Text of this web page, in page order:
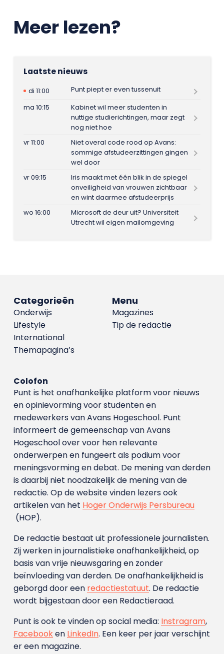
Meer lezen?
Laatste nieuws
di 11:00
Punt piept er even tussenuit
ma 10:15
Kabinet wil meer studenten in
nuttige studierichtingen, maar zegt
nog niet hoe
vr 11:00
Niet overal code rood op Avans:
sommige afstudeerzittingen gingen
wel door
vr 09:15
Iris maakt met één blik in de spiegel
onveiligheid van vrouwen zichtbaar
en wint daarmee afstudeerprijs
wo 16:00
Microsoft de deur uit? Universiteit
Utrecht wil eigen mailomgeving
Menu
Magazines
Tip de redactie
Categorieën
Onderwijs
Lifestyle
International
Themapagina’s
Colofon
Punt is het onafhankelijke platform voor nieuws
en opinievorming voor studenten en
medewerkers van Avans Hoge­school. Punt
informeert de gemeenschap van Avans
Hogeschool over voor hen relevante
onderwerpen en fungeert als podium voor
meningsvorming en debat. De mening van derden
is daarbij niet noodzakelijk de mening van de
redactie. Op de website vinden lezers ook
artikelen van het Hoger Onderwijs Persbureau
(HOP).
De redactie bestaat uit professionele journalisten.
Zij werken in journalistieke onafhankelijkheid, op
basis van vrije nieuwsgaring en zonder
beïnvloeding van derden. De onafhankelijkheid is
geborgd door een redactiestatuut. De redactie
wordt bijgestaan door een Redactieraad.
Punt is ook te vinden op social media: Instragram,
Facebooken LinkedIn. Een keer per jaar verschijnt
er een magazine.